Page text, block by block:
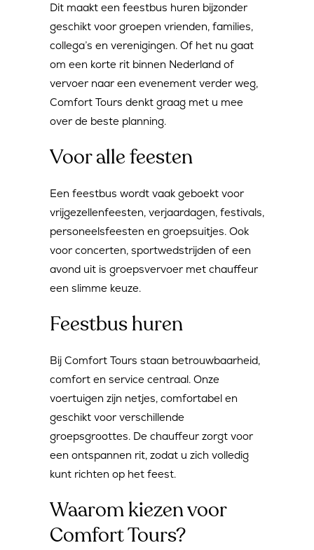
Dit maakt een feestbus huren bijzonder
geschikt voor groepen vrienden, families,
collega’s en verenigingen. Of het nu gaat
om een korte rit binnen Nederland of
vervoer naar een evenement verder weg,
Comfort Tours denkt graag met u mee
over de beste planning.
Voor alle feesten
Een feestbus wordt vaak geboekt voor
vrijgezellenfeesten, verjaardagen, festivals,
personeelsfeesten en groepsuitjes. Ook
voor concerten, sportwedstrijden of een
avond uit is groepsvervoer met chauffeur
een slimme keuze.
Feestbus huren
Bij Comfort Tours staan betrouwbaarheid,
comfort en service centraal. Onze
voertuigen zijn netjes, comfortabel en
geschikt voor verschillende
groepsgroottes. De chauffeur zorgt voor
een ontspannen rit, zodat u zich volledig
kunt richten op het feest.
Waarom kiezen voor
Comfort Tours?